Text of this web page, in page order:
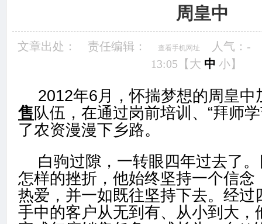
周皇中
文章出处： 责任编辑： 查看手机网址 人气： -
13:05【 大 中 小】
2012年6月，怀揣梦想的周皇中
售队伍，在通过岗前培训、“拜师
了农资漫漫下乡路。
白驹过隙，一转眼四年过去了
怎样的挫折，他始终坚持一个信念
热爱，并一如既往坚持下去。经过
手中的客户从无到有、从小到大，